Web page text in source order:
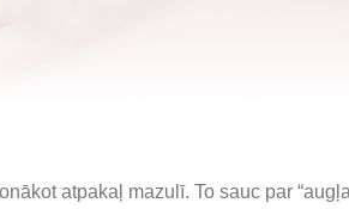
atpakaļ mazulī. To sauc par